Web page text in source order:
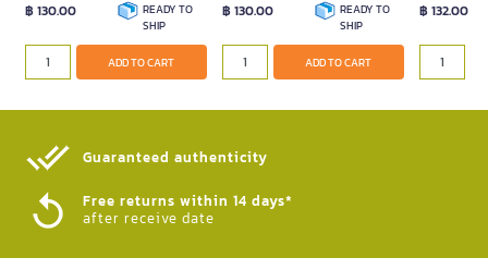
฿ 130.00
READY TO
SHIP
ADD TO CART
฿ 130.00
READY TO
SHIP
ADD TO CART
฿ 132.00
Guaranteed authenticity​
Free returns within 14 days*
after receive date